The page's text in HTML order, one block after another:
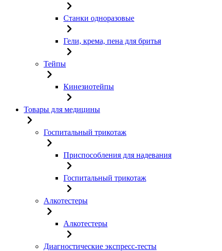
Станки одноразовые
Гели, крема, пена для бритья
Тейпы
Кинезиотейпы
Товары для медицины
Госпитальный трикотаж
Приспособления для надевания
Госпитальный трикотаж
Алкотестеры
Алкотестеры
Диагностические экспресс-тесты